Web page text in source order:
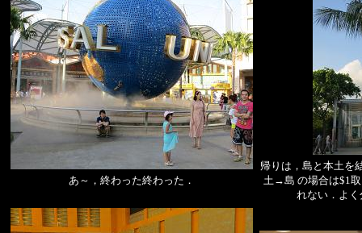
あ～，終わった終わった．
帰りは，島と本土を
土→島 の場合は$1
れない．よ